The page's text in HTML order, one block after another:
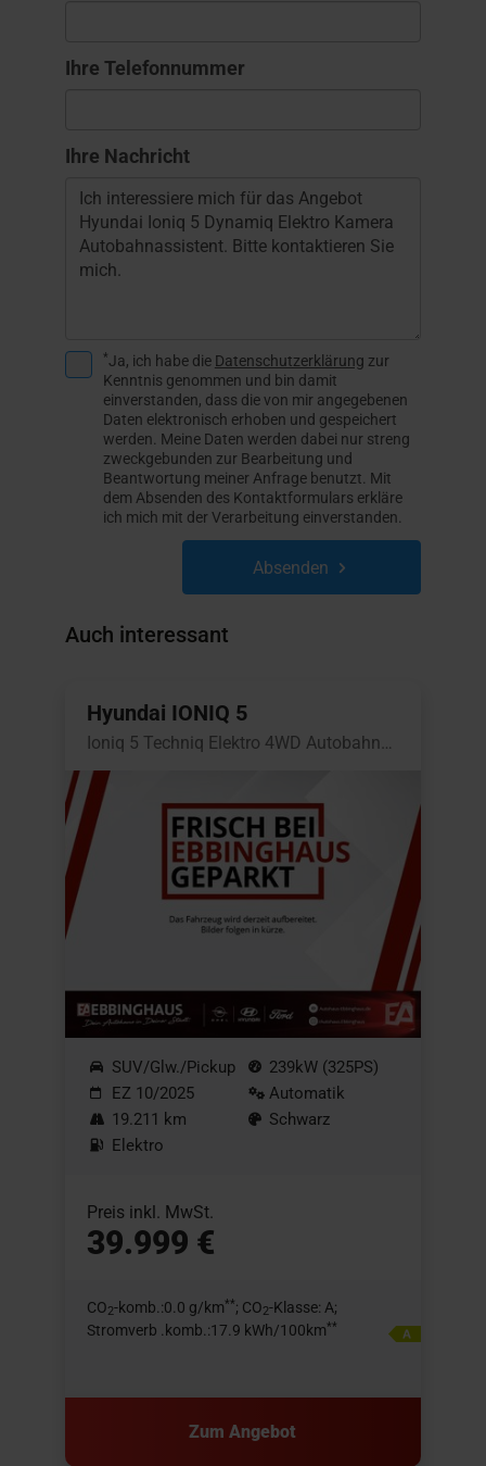
Ihre Telefonnummer
Ihre Nachricht
*Ja, ich habe die Datenschutzerklärung zur
Kenntnis genommen und bin damit
einverstanden, dass die von mir angegebenen
Daten elektronisch erhoben und gespeichert
werden. Meine Daten werden dabei nur streng
zweckgebunden zur Bearbeitung und
Beantwortung meiner Anfrage benutzt. Mit
dem Absenden des Kontaktformulars erkläre
ich mich mit der Verarbeitung einverstanden.
Absenden
Auch interessant
Hyundai IONIQ 5
SUV/Glw./Pickup
EZ 10/2025
19.211 km
Elektro
239kW (325PS)
Automatik
Schwarz
Preis inkl. MwSt.
39.999 €
CO2-komb.:0.0 g/km**; CO2-Klasse: A;
Stromverb .komb.:17.9 kWh/100km**
Zum Angebot